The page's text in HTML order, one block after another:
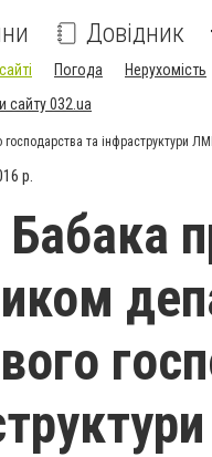
Довідник
Погода Нерухомість
сайту 032.ua
та інфраструктури
р.
Бабака